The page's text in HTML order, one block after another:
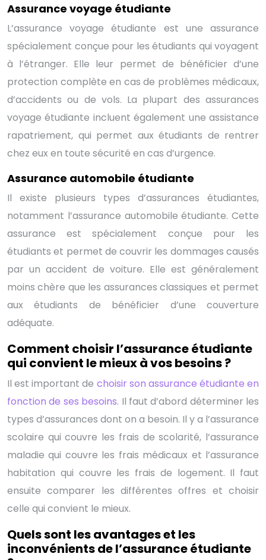
Assurance voyage étudiante
L’assurance voyage étudiante est une assurance
spécialement conçue pour les étudiants qui voyagent
à l’étranger. Elle leur permet de bénéficier d’une
protection complète en cas de problèmes médicaux,
d’accidents ou de vols. La plupart des assurances
voyage étudiante incluent également une assistance
rapatriement, qui permet aux étudiants de rentrer
chez eux en toute sécurité en cas d’urgence.
Assurance automobile étudiante
Il existe plusieurs types d’assurances étudiantes,
notamment l’assurance automobile étudiante. Cette
assurance est spécialement conçue pour les
étudiants et permet de couvrir les dommages causés
par un accident de voiture. Elle est généralement
moins chère que les assurances classiques et permet
aux étudiants de bénéficier d’une couverture
adéquate.
Comment choisir l’assurance étudiante
qui convient le mieux à vos besoins ?
Il est important de choisir son assurance étudiante en
fonction de ses besoins. Il faut d’abord déterminer les
types d’assurances dont on a besoin. Il y a l’assurance
scolaire qui couvre les frais de scolarité, l’assurance
maladie qui couvre les frais médicaux et l’assurance
habitation qui couvre les frais de logement. Il faut
ensuite comparer les différentes offres et choisir
celle qui convient le mieux.
Quels sont les avantages et les
inconvénients de l’assurance étudiante